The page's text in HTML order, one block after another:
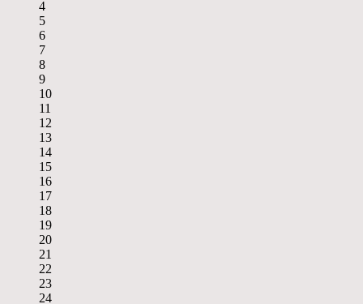
4
5
6
7
8
9
10
11
12
13
14
15
16
17
18
19
20
21
22
23
24